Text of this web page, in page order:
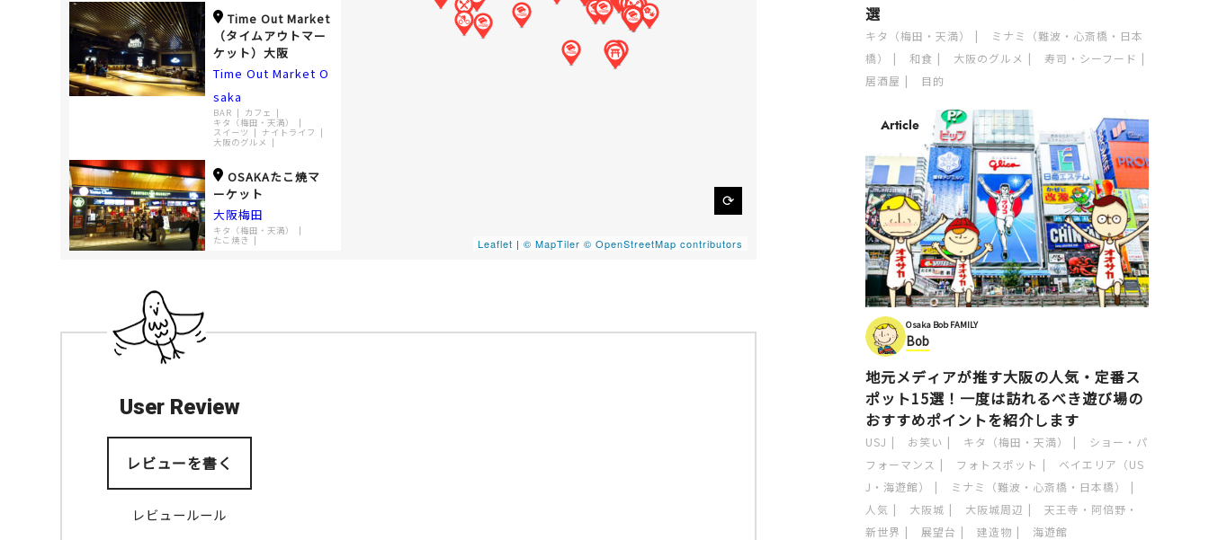
Leaflet |© MapTiler © OpenStreetMap contributors
⟳
Time Out Market
（タイムアウトマー
ケット）大阪
Time Out Market O
saka
BAR カフェ
キタ（梅田・天満）
スイーツ ナイトライフ
大阪のグルメ
OSAKAたこ焼マ
ーケット
大阪梅田
キタ（梅田・天満）
たこ焼き
梅田
ローカルフード
GRAND GREEN O
SAKA（グラングリ
ーン大阪）
User Review
レビューを書く
レビュールール
選
キタ（梅田・天満）
ミナミ（難波・心斎橋・日本
橋）
和食 大阪のグルメ
寿司・シーフード
居酒屋
目的
Article
Osaka Bob FAMILY
Bob
地元メディアが推す大阪の人気・定番ス
ポット15選！一度は訪れるべき遊び場の
おすすめポイントを紹介します
USJ お笑い キタ（梅田・天満）
ショー・パ
フォーマンス
フォトスポット
ベイエリア（US
J・海遊館）
ミナミ（難波・心斎橋・日本橋）
人気
大阪城 大阪城周辺
天王寺・阿倍野・
新世界
展望台 建造物 海遊館